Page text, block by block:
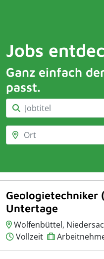
Jobs
Ganz einfach
passt.
Geologietechniker
Untertage
Wolfenbüttel,
Vollzeit